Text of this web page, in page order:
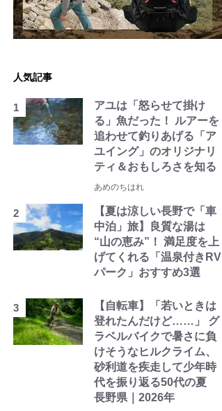
人気記事
アユは「怒らせて掛け
る」魚だった！ ルアーを
追わせて釣りあげる「ア
ユイング」のオリジナリ
ティ＆おもしろさを知る
あめのちはれ
【夏は涼しい長野で「車
中泊」旅】良質な湯は
“山の恵み”！ 満足度を上
げてくれる「温泉付きRV
パーク」おすすめ3選
【自転車】「若いときは
登れたんだけど……」 グ
ラベルバイクで暑さに負
けそうなヒルクライム、
砂利道を疾走して少年時
代を振り返る50代の夏
長野県｜2026年